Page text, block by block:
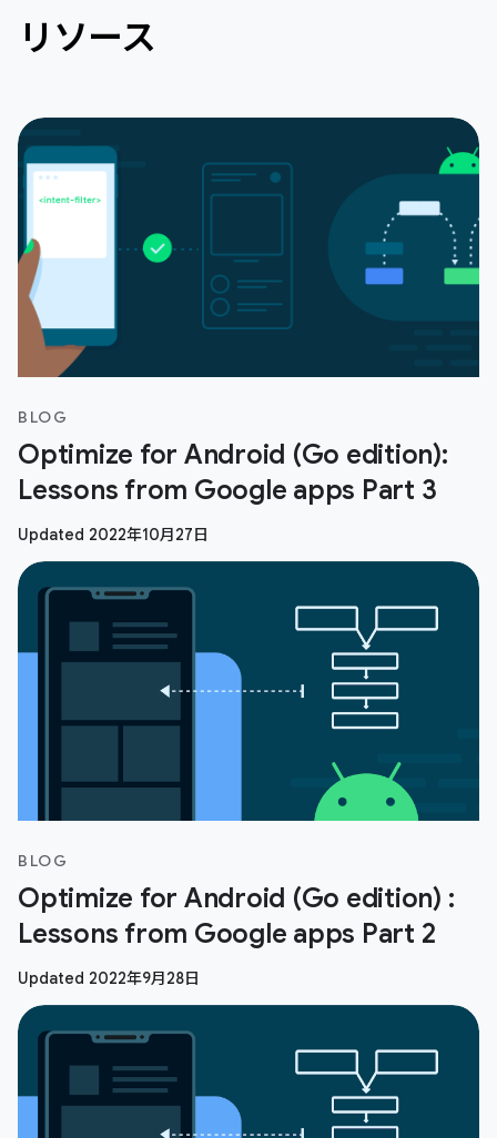
リソース
BLOG
Optimize for Android (Go edition):
Lessons from Google apps Part 3
Updated 2022年10月27日
BLOG
Optimize for Android (Go edition) :
Lessons from Google apps Part 2
Updated 2022年9月28日